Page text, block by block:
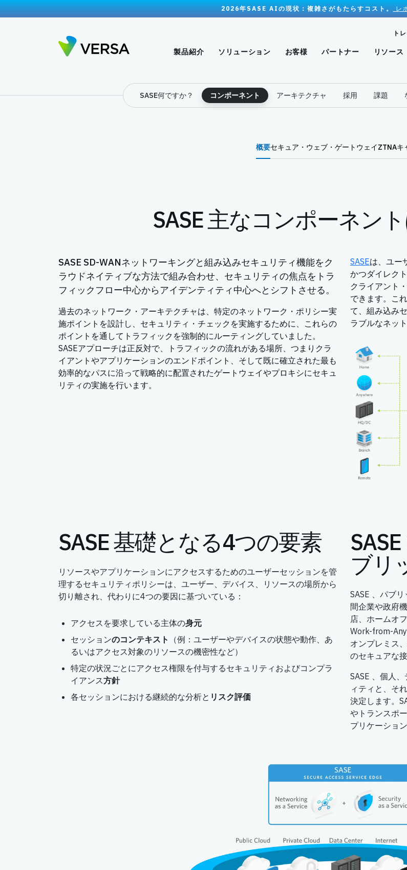
2026年SASE AIの現状：複雑さがもたらすコスト。 レ
ト
製品紹介 ソリューション お客様 パートナー リソース
SASE何ですか？ コンポーネント アーキテクチャ 採用 課題
概要セキュア・ウェブ・ゲートウェイZTNAキ
SASE 主なコンポーネン
SASE SD-WANネットワーキングと組み込みセキュリティ機能をク
ラウドネイティブな方法で組み合わせ、セキュリティの焦点をトラ
フィックフロー中心からアイデンティティ中心へとシフトさせる。
過去のネットワーク・アーキテクチャは、特定のネットワーク・ポリシー実
施ポイントを設計し、セキュリティ・チェックを実施するために、これらの
ポイントを通してトラフィックを強制的にルーティングしていました。
SASEアプローチは正反対で、トラフィックの流れがある場所、つまりクラ
イアントやアプリケーションのエンドポイント、そして既に確立された最も
効率的なパスに沿って戦略的に配置されたゲートウェイやプロキシにセキュ
リティの実施を行います。
SASEは、ユー
かつダイレク
クライアント
できます。こ
て、組み込み
ラブルなネッ
SASE 基礎となる4つの要素
リソースやアプリケーションにアクセスするためのユーザーセッションを管
理するセキュリティポリシーは、ユーザー、デバイス、リソースの場所から
切り離され、代わりに4つの要因に基づいている：
アクセスを要求している主体の身元
セッションのコンテキスト
（例：ユーザーやデバイスの状態や動作、あ
るいはアクセス対象のリソースの機密性など）
特定の状況ごとにアクセス権限を付与するセキュリティおよびコンプラ
イアンス方針
各セッションにおける継続的な分析と リスク評価
ブリ
SASE 、パブ
間企業や政府
店、ホームオ
Work-from-
オンプレミス
のセキュアな
SASE 、個人
ィティと、そ
決定します。
やトランスポ
プリケーショ